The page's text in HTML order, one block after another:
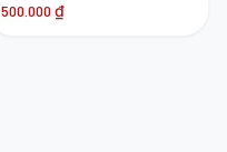
500.000 ₫